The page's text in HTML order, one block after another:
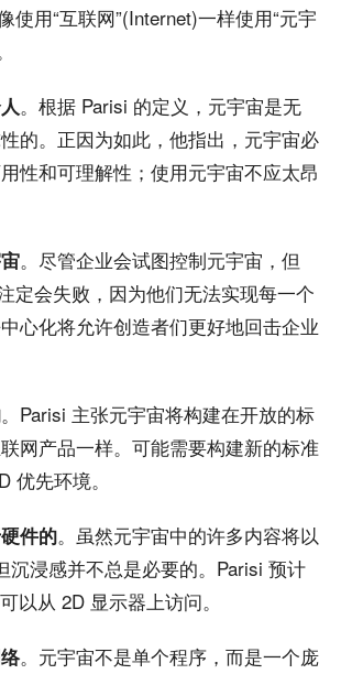
使用“互联网”(Internet)一样使用“元宇
。根据 Parisi 的定义，元宇宙是无
的。正因为如此，他指出，元宇宙必
性和可理解性；使用元宇宙不应太昂
。尽管企业会试图控制元宇宙，但
定会失败，因为他们无法实现每一个
心化将允许创造者们更好地回击企业
。Parisi 主张元宇宙将构建在开放的标
网产品一样。可能需要构建新的标准
优先环境。
件的。虽然元宇宙中的许多内容将以
沉浸感并不总是必要的。Parisi 预计
以从 2D 显示器上访问。
。元宇宙不是单个程序，而是一个庞